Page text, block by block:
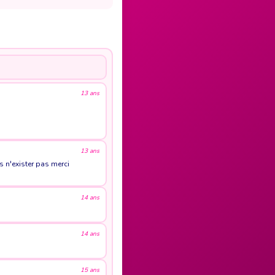
13 ans
13 ans
n'exister pas merci
14 ans
14 ans
15 ans